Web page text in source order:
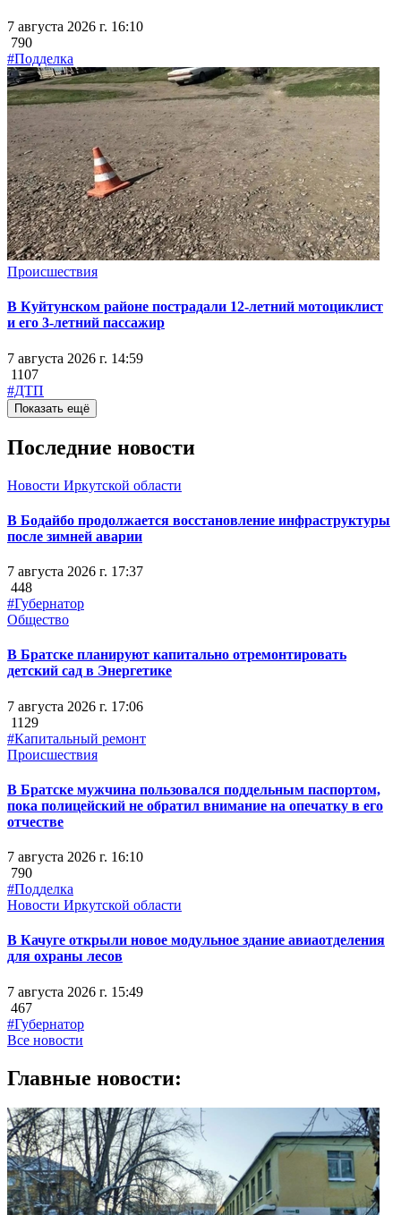
7 августа 2026 г. 16:10
790
#Подделка
Происшествия
В Куйтунском районе пострадали 12-летний мотоциклист
и его 3-летний пассажир
7 августа 2026 г. 14:59
1107
#ДТП
Показать ещё
Последние новости
Новости Иркутской области
В Бодайбо продолжается восстановление инфраструктуры
после зимней аварии
7 августа 2026 г. 17:37
448
#Губернатор
Общество
В Братске планируют капитально отремонтировать
детский сад в Энергетике
7 августа 2026 г. 17:06
1129
#Капитальный ремонт
Происшествия
В Братске мужчина пользовался поддельным паспортом,
пока полицейский не обратил внимание на опечатку в его
отчестве
7 августа 2026 г. 16:10
790
#Подделка
Новости Иркутской области
В Качуге открыли новое модульное здание авиаотделения
для охраны лесов
7 августа 2026 г. 15:49
467
#Губернатор
Все новости
Главные новости: